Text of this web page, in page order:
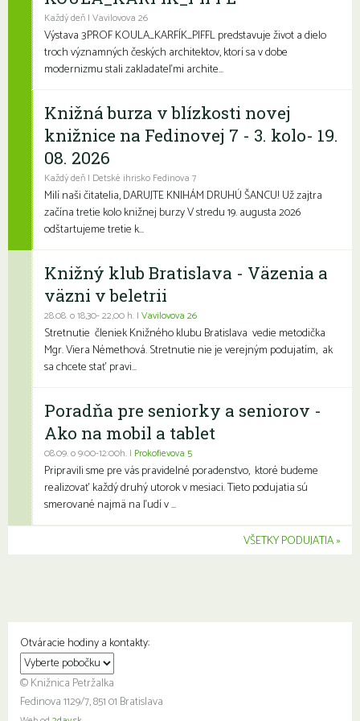
Každý deň | Vavilovova 26
Výstava 3PROF KOULA_KARFÍK_PIFFL predstavuje život a dielo
troch významných českých architektov, ktorí sa v dobe
modernizmu stali zakladateľmi archite...
Knižná burza v blízkosti novej
knižnice na Fedinovej 7 - 3. kolo- 19.
08. 2026
Každý deň | Detské ihrisko Fedinova 7
Milí naši čitatelia, DARUJTE KNIHÁM DRUHÚ ŠANCU! Už zajtra
začína tretie kolo knižnej burzy V stredu 19. augusta 2026
odštartujeme tretie k...
Knižný klub Bratislava - Väzenia a
väzni v beletrii
28.08. o 18,30- 22,00 h. | Vavilovova 26
Stretnutie členiek Knižného klubu Bratislava vedie metodička
Mgr. Viera Némethová. Stretnutie nie je verejným podujatím, ak
sa chcete stať pravi...
Poradňa pre seniorky a seniorov -
Ako na mobil a tablet
08.09. o 9:00-12:00h. | Prokofievova 5
Pripravili sme pre vás pravidelné poradenstvo, ktoré budeme
realizovať každý druhý utorok v mesiaci. Tieto podujatia sú
smerované najmä na ľudí v ...
VŠETKY PODUJATIA
Otváracie hodiny a kontakty:
© Knižnica Petržalka
Fedinova 1129/7, 851 01 Bratislava